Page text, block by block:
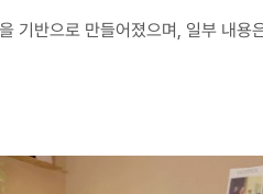
기반으로 만들어졌으며, 일부 내용